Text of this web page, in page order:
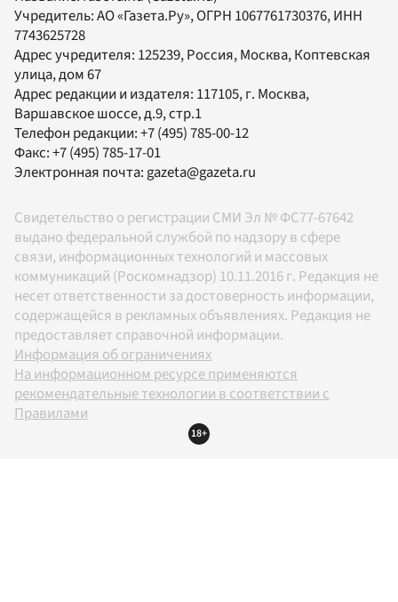
Учредитель:АО «Газета.Ру», ОГРН 1067761730376, ИНН
7743625728
Адрес учредителя: 125239, Россия, Москва, Коптевская
улица, дом 67
Адрес редакции и издателя: 117105, г. Москва,
Варшавское шоссе, д.9, стр.1
Телефон редакции:+7 (495) 785-00-12
Факс:+7 (495) 785-17-01
Электронная почта:gazeta@gazeta.ru
Свидетельство о регистрации СМИ Эл № ФС77-67642
выдано федеральной службой по надзору в сфере
связи, информационных технологий и массовых
коммуникаций (Роскомнадзор) 10.11.2016 г. Редакция не
несет ответственности за достоверность информации,
содержащейся в рекламных объявлениях. Редакция не
предоставляет справочной информации.
Информация об ограничениях
На информационном ресурсе применяются
рекомендательные технологии в соответствии с
Правилами
18+